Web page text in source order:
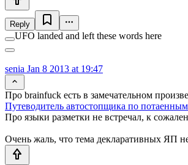
Reply
UFO landed and left these words here
senia Jan 8 2013 at 19:47
Про brainfuck есть в замечательном
Путеводитель автостопщика по
Про языки разметки не встречал, к
Очень жаль, что тема декларативных ЯП